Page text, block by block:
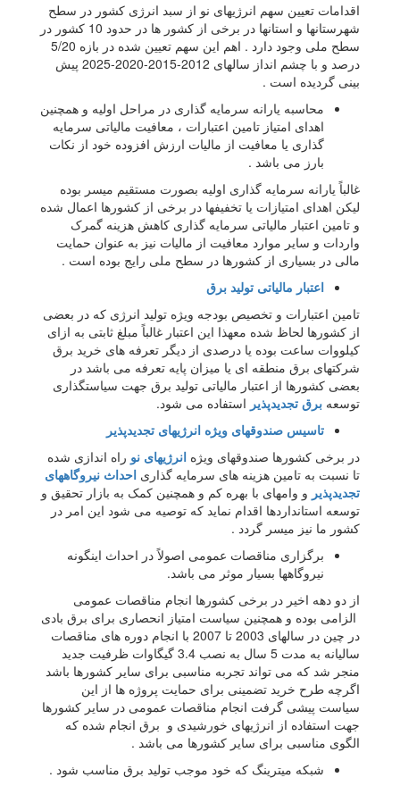
اقدامات تعیین سهم انرژیهای نو از سبد انرژی کشور در سطح
شهرستانها و استانها در برخی از کشور ها در حدود 10 کشور در
سطح ملی وجود دارد . اهم این سهم تعیین شده در بازه 5/20
درصد و با چشم انداز سالهای 2012-2015-2020-2025 پیش
بینی گردیده است .
محاسبه یارانه سرمایه گذاری در مراحل اولیه و همچنین
اهدای امتیاز تامین اعتبارات ، معافیت مالیاتی سرمایه
گذاری یا معافیت از مالیات ارزش افزوده خود از نکات
بارز می باشد .
غالباً یارانه سرمایه گذاری اولیه بصورت مستقیم میسر بوده
لیکن اهدای امتیازات یا تخفیفها در برخی از کشورها اعمال شده
و تامین اعتبار مالیاتی سرمایه گذاری کاهش هزینه گمرک
واردات و سایر موارد معافیت از مالیات نیز به عنوان حمایت
مالی در بسیاری از کشورها در سطح ملی رایج بوده است .
اعتبار مالیاتی تولید برق
تامین اعتبارات و تخصیص بودجه ویژه تولید انرژی که در بعضی
از کشورها لحاظ شده معهذا این اعتبار غالباً مبلغ ثابتی به ازای
کیلووات ساعت بوده یا درصدی از دیگر تعرفه های خرید برق
شرکتهای برق منطقه ای یا میزان پایه تعرفه می باشد در
بعضی کشورها از اعتبار مالیاتی تولید برق جهت سیاستگذاری
توسعه برق تجدیدپذیر استفاده می شود.
تاسیس صندوقهای ویژه انرژیهای تجدیدپذیر
در برخی کشورها صندوقهای ویژه انرژیهای نو راه اندازی شده
تا نسبت به تامین هزینه های سرمایه گذاری احداث نیروگاههای
تجدیدپذیر و وامهای با بهره کم و همچنین کمک به بازار تحقیق و
توسعه استانداردها اقدام نماید که توصیه می شود این امر در
کشور ما نیز میسر گردد .
برگزاری مناقصات عمومی اصولاً در احداث اینگونه
نیروگاهها بسیار موثر می باشد.
از دو دهه اخیر در برخی کشورها انجام مناقصات عمومی
الزامی بوده و همچنین سیاست امتیاز انحصاری برای برق بادی
در چین در سالهای 2003 تا 2007 با انجام دوره های مناقصات
سالیانه به مدت 5 سال به نصب 3.4 گیگاوات ظرفیت جدید
منجر شد که می تواند تجربه مناسبی برای سایر کشورها باشد
اگرچه طرح خرید تضمینی برای حمایت پروژه ها از این
سیاست پیشی گرفت انجام مناقصات عمومی در سایر کشورها
جهت استفاده از انرژیهای خورشیدی و برق انجام شده که
الگوی مناسبی برای سایر کشورها می باشد .
شبکه میترینگ که خود موجب تولید برق مناسب شود .